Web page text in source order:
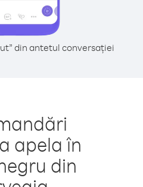
din antetul conversației
apela în
din